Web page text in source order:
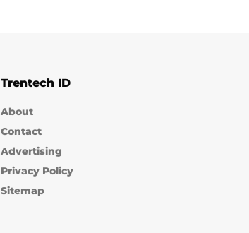
Trentech ID
About
Contact
Advertising
Privacy Policy
Sitemap